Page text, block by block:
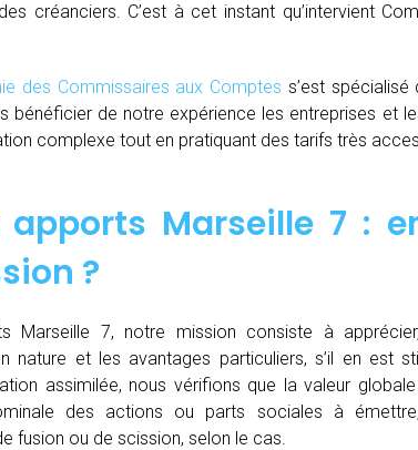
créanciers. C’est à cet instant qu’intervient
des Commissaires aux Comptes s’est
bénéficier de notre expérience les entreprises et
complexe tout en pratiquant des tarifs très
Marseille 7 :
?
Marseille 7, notre mission consiste à
nature et les avantages particuliers, s’il en est
assimilée, nous vérifions que la valeur
des actions ou parts sociales à
fusion ou de scission, selon le cas.